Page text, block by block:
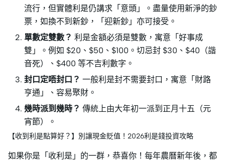
流行，但實體利是仍講求「意頭」。盡量使用新淨的鈔
票，如換不到新鈔，「迎新鈔」亦可接受。
單數定雙數？ 利是金額必須是雙數，寓意「好事成
雙」。例如 $20、$50、$100。切忌封 $30、$40（諧
音死）、$400 等不吉利數字。
封口定唔封口？ 一般利是封不需要封口，寓意「財路
亨通」、容易聚財。
幾時派到幾時？ 傳統上由大年初一派到正月十五（元
宵節）。
【收到利是點算好？】別讓現金貶值！2026利是錢投資攻略
如果你是「收利是」的一群，恭喜你！每年農曆新年後，都